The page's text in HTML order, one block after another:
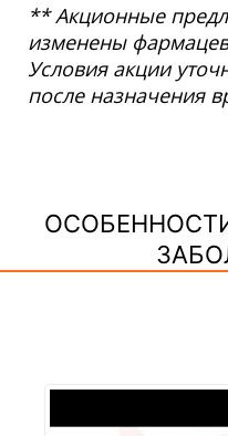
** Акционные
изменены
Условия акции
после назначения